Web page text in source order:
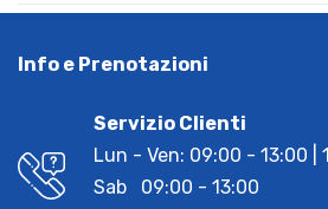
Info e Prenotazioni
Servizio Clienti
Lun - Ven: 09:00 - 13:00 |
Sab 09:00 - 13:00